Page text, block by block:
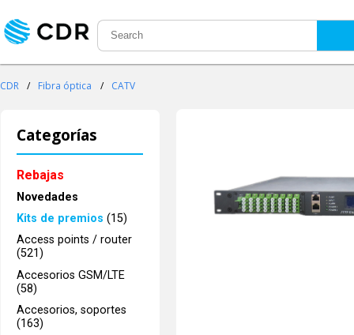
CDR / Fibra óptica / CATV
Categorías
Rebajas
Novedades
Kits de premios (15)
Access points / router
(521)
Accesorios GSM/LTE
(58)
Accesorios, soportes
(163)